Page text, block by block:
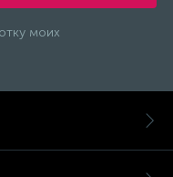
моих